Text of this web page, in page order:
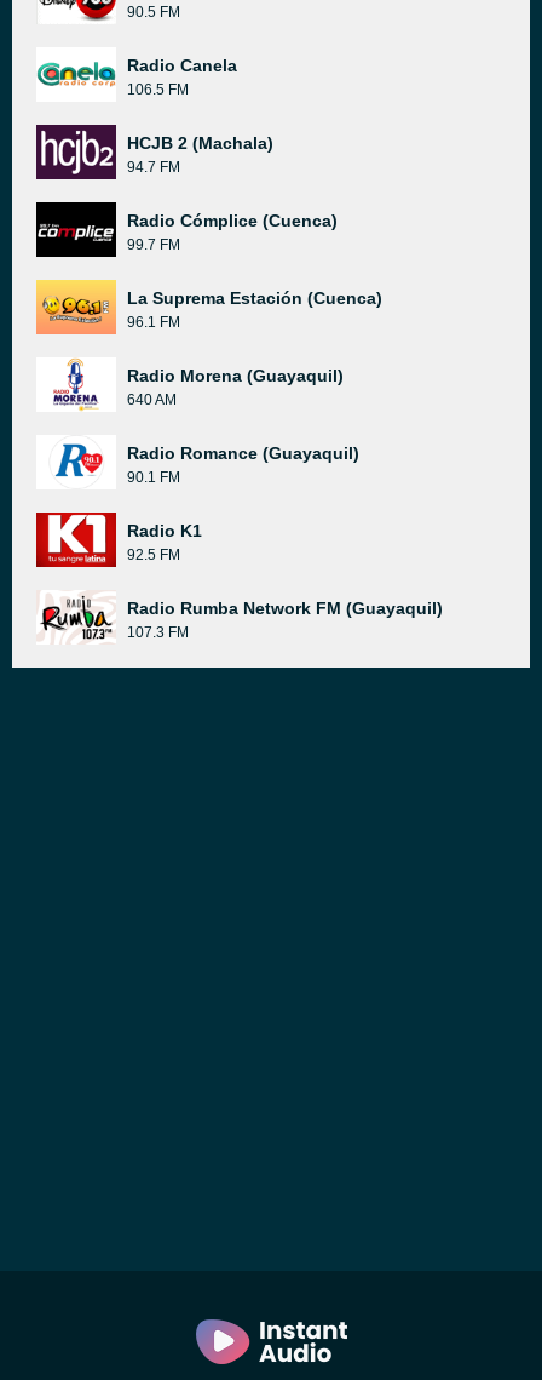
90.5 FM
Radio Canela
106.5 FM
HCJB 2 (Machala)
94.7 FM
Radio Cómplice (Cuenca)
99.7 FM
La Suprema Estación (Cuenca)
96.1 FM
Radio Morena (Guayaquil)
640 AM
Radio Romance (Guayaquil)
90.1 FM
Radio K1
92.5 FM
Radio Rumba Network FM (Guayaquil)
107.3 FM